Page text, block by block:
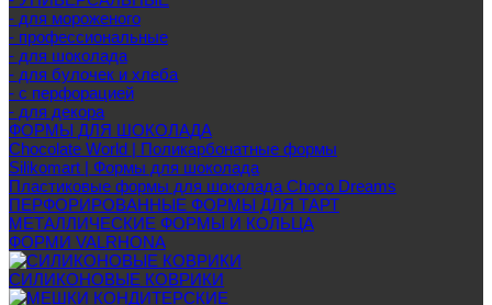
- для мороженого
- профессиональные
- для шоколада
- для булочек и хлеба
- с перфорацией
- для декора
ФОРМЫ ДЛЯ ШОКОЛАДА
Chocolate World | Поликарбонатные формы
Silikomart | Формы для шоколада
Пластиковые формы для шоколада Choco Dreams
ПЕРФОРИРОВАННЫЕ ФОРМЫ ДЛЯ ТАРТ
МЕТАЛЛИЧЕСКИЕ ФОРМЫ И КОЛЬЦА
ФОРМИ VALRHONA
СИЛИКОНОВЫЕ КОВРИКИ